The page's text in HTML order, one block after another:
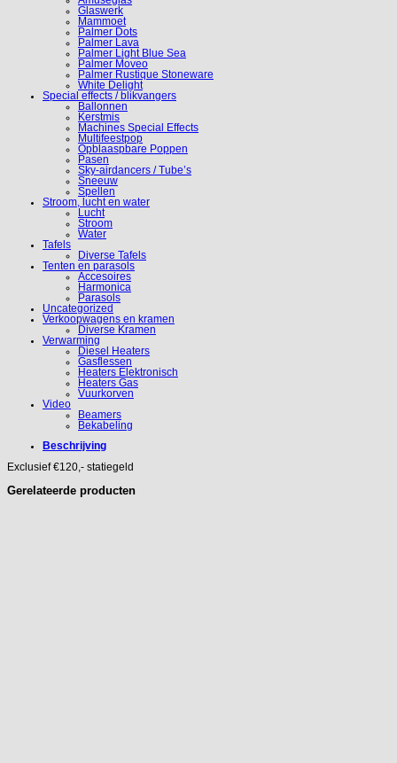
Glaswerk
Mammoet
Palmer Dots
Palmer Lava
Palmer Light Blue Sea
Palmer Moveo
Palmer Rustique Stoneware
White Delight
Special effects / blikvangers
Ballonnen
Kerstmis
Machines Special Effects
Multifeestpop
Opblaaspbare Poppen
Pasen
Sky-airdancers / Tube’s
Sneeuw
Spellen
Stroom, lucht en water
Lucht
Stroom
Water
Tafels
Diverse Tafels
Tenten en parasols
Accesoires
Harmonica
Parasols
Uncategorized
Verkoopwagens en kramen
Diverse Kramen
Verwarming
Diesel Heaters
Gasflessen
Heaters Elektronisch
Heaters Gas
Vuurkorven
Video
Beamers
Bekabeling
Beschrijving
Exclusief €120,- statiegeld
Gerelateerde producten